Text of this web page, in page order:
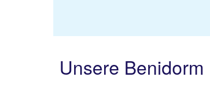
Unsere